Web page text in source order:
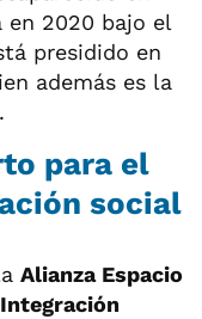
en 2020 bajo el
presidido en
además es la
para el
social
Alianza Espacio